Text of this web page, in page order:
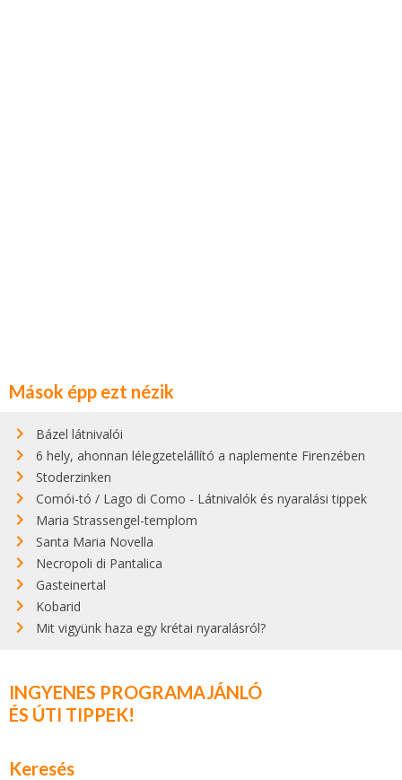
Mások épp ezt nézik
Bázel látnivalói
6 hely, ahonnan lélegzetelállító a naplemente Firenzében
Stoderzinken
Comói-tó / Lago di Como - Látnivalók és nyaralási tippek
Maria Strassengel-templom
Santa Maria Novella
Necropoli di Pantalica
Gasteinertal
Kobarid
Mit vigyünk haza egy krétai nyaralásról?
INGYENES PROGRAMAJÁNLÓ
ÉS ÚTI TIPPEK!
Keresés